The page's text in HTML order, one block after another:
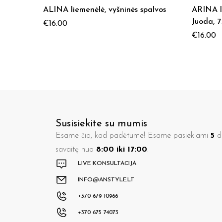
ALINA liemenėlė, vyšninės spalvos
€16.00
ARINA
Juoda,
€16.00
Susisiekite su mumis
Esame čia, kad padėtume! Esame pasiekiami 5
savaitę nuo 8:00 iki 17:00.
LIVE KONSULTACIJA
INFO@ANSTYLE.LT
+370 679 10966
+370 675 74073